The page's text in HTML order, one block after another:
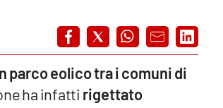
parco eolico tra i comuni di
ha infatti rigettato